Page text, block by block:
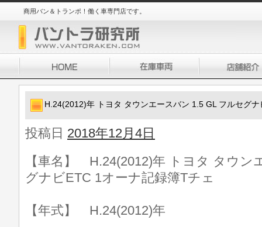
商用バン＆トランポ！働く車専門店です。
H.24(2012)年 トヨタ タウンエースバン 1.5 GL フルセグ
投稿日 2018年12月4日
【車名】 H.24(2012)年 トヨタ タウン
グナビETC 1オーナ記録簿Tチェ
【年式】 H.24(2012)年